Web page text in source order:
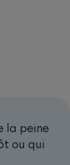
la peine
ou qui